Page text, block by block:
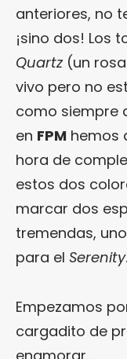
anteriores, no
¡sino dos! Los
Quartz(un
vivo pero no
como siempre
en FPM hemos
hora de
estos dos
marcar dos
tremendas,
para el Serenity.
Empezamos
cargadito de